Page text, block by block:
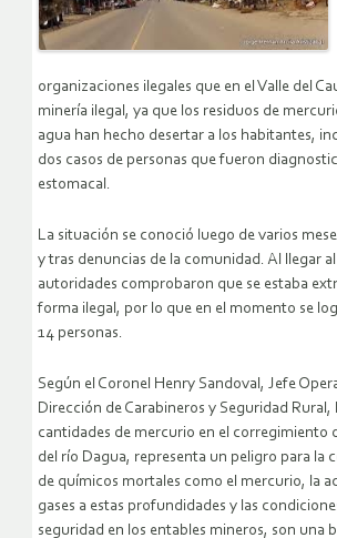
organizaciones ilegales que en el Valle del
minería ilegal, ya que los residuos de
agua han hecho desertar a los habitantes,
dos casos de personas que fueron
estomacal.
La situación se conoció luego de varios
y tras denuncias de la comunidad. Al llegar
autoridades comprobaron que se estaba
forma ilegal, por lo que en el momento se
14 personas.
Según el Coronel Henry Sandoval, Jefe
Dirección de Carabineros y Seguridad Rural,
cantidades de mercurio en el corregimiento
del río Dagua, representa un peligro para la
de químicos mortales como el mercurio, la
gases a estas profundidades y las
seguridad en los entables mineros, son una